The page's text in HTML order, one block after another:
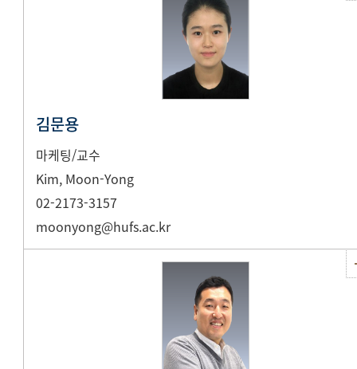
김문용
마케팅/교수
Kim, Moon-Yong
02-2173-3157
moonyong@hufs.ac.kr